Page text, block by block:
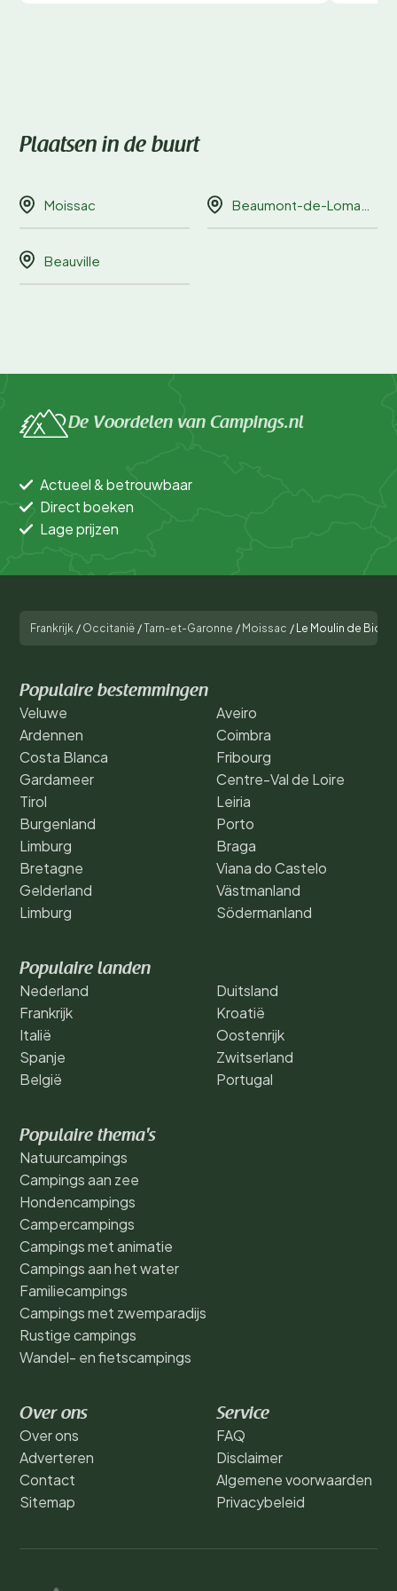
Plaatsen in de buurt
Moissac Beaumont-de-Lomagne
Beauville
De Voordelen van Campings.nl
Actueel & betrouwbaar
Direct boeken
Lage prijzen
Frankrijk / Occitanië /Tarn-et-Garonne / Moissac / Le Moulin de
Populaire bestemmingen
Veluwe
Ardennen
Costa Blanca
Gardameer
Tirol
Burgenland
Limburg
Bretagne
Gelderland
Limburg
Aveiro
Coimbra
Fribourg
Centre-Val de Loire
Leiria
Porto
Braga
Viana do Castelo
Västmanland
Södermanland
Populaire landen
Nederland
Frankrijk
Italië
Spanje
België
Duitsland
Kroatië
Oostenrijk
Zwitserland
Portugal
Populaire thema's
Natuurcampings
Campings aan zee
Hondencampings
Campercampings
Campings met animatie
Campings aan het water
Familiecampings
Campings met zwemparadijs
Rustige campings
Wandel- en fietscampings
Over ons
Over ons
Adverteren
Contact
Sitemap
Service
FAQ
Disclaimer
Algemene voorwaarden
Privacybeleid